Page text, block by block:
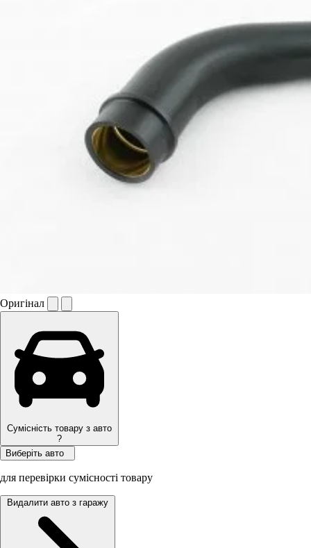
Оригінал
Сумісність товару з авто
?
Виберіть авто
для перевірки сумісності товару
Видалити авто з гаражу